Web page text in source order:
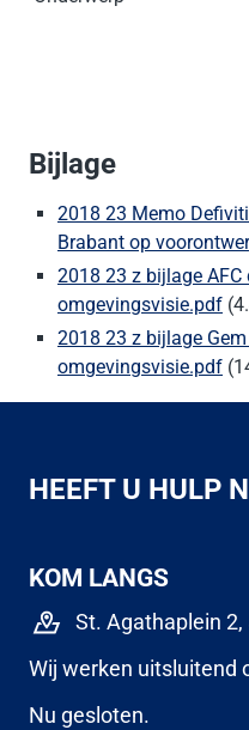
Bijlage
2018 23 Memo
Brabant op
2018 23 z bijlage
omgevingsvisie.pdf
2018 23 z bijlage
omgevingsvisie.pdf
HEEFT U HULP
KOM LANGS
St. Agathaplein 2,
Wij werken uitsluitend
Nu gesloten.